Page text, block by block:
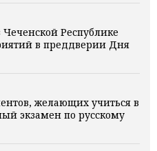
Чеченской Республике
в преддверии Дня
желающих учиться в
экзамен по русскому